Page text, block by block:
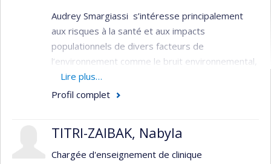
Audrey Smargiassi s’intéresse principalement
aux risques à la santé et aux impacts
populationnels de divers facteurs de
l’environnement comme le bruit environnemental,
les polluants de l’air ambiant et les changements
climatiques.
approches pour estimer l'exposition de grandes
populations. Elle a été membre du Conseil de
direction et co-responsable du groupe sur le
Lire plus…
Profil complet
TITRI-ZAIBAK, Nabyla
Chargée d'enseignement de clinique